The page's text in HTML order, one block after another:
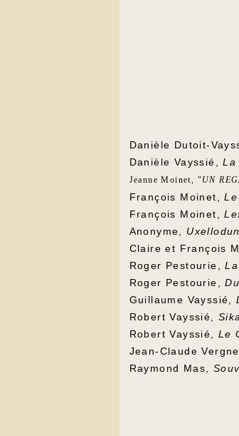
Danièle Dutoit-
Danièle Vayssié,La
Jeanne Moinet, " UN
François Moinet,
François Moinet,
Anonyme,
Claire et François
Roger Pestourie,
Roger Pestourie,
Guillaume Vayssié,
Robert Vayssié,
Robert Vayssié,
Le
Jean-Claude
Raymond Mas,